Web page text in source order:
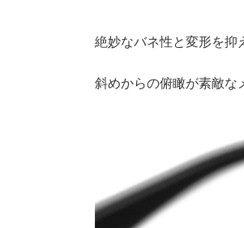
絶妙なバネ性と変形を抑
斜めからの俯瞰が素敵な